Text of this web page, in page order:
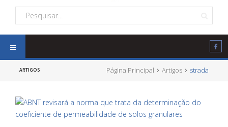
ARTIGOS Página Principal Artigos strada